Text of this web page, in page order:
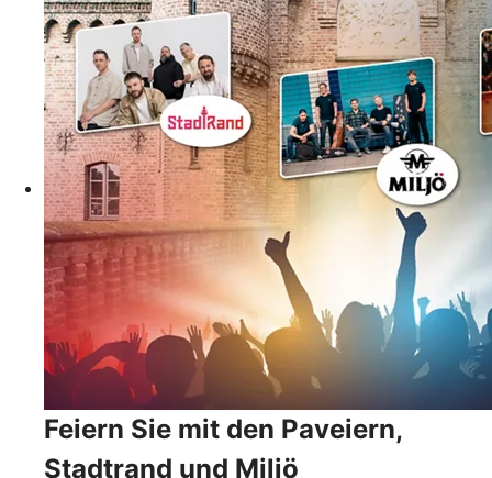
Feiern Sie mit den Paveiern,
Stadtrand und Miljö